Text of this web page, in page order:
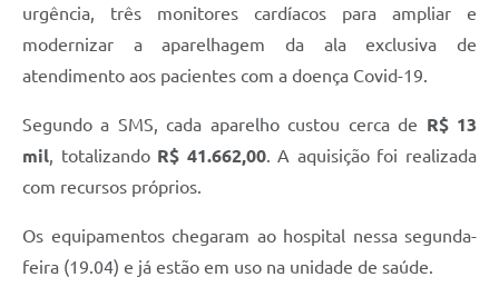
urgência, três monitores cardíacos para ampliar e
modernizar a aparelhagem da ala exclusiva de
atendimento aos pacientes com a doença Covid-19.
Segundo a SMS, cada aparelho custou cerca de R$ 13
mil , totalizandoR$ 41.662,00. A aquisição foi realizada
com recursos próprios.
Os equipamentos chegaram ao hospital nessa segunda-
feira (19.04) e já estão em uso na unidade de saúde.